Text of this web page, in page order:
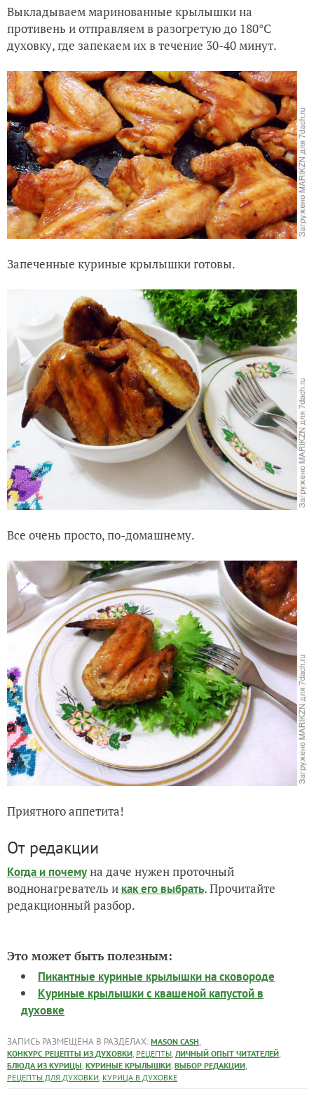
Выкладываем маринованные крылышки на
противень и отправляем в разогретую до 180°С
духовку, где запекаем их в течение 30-40 минут.
Запеченные куриные крылышки готовы.
Все очень просто, по-домашнему.
Приятного аппетита!
От редакции
Когда и почемуна даче нужен проточный
воднонагреватель и как его выбрать. Прочитайте
редакционный разбор.
Это может быть полезным:
Пикантные куриные крылышки на сковороде
Куриные крылышки с квашеной капустой в
духовке
ЗАПИСЬ РАЗМЕЩЕНА В РАЗДЕЛАХ: MASON CASH,
КОНКУРС РЕЦЕПТЫ ИЗ ДУХОВКИ, РЕЦЕПТЫ, ЛИЧНЫЙ ОПЫТ ЧИТАТЕЛЕЙ,
БЛЮДА ИЗ КУРИЦЫ, КУРИНЫЕ КРЫЛЫШКИ, ВЫБОР РЕДАКЦИИ,
РЕЦЕПТЫ ДЛЯ ДУХОВКИ, КУРИЦА В ДУХОВКЕ